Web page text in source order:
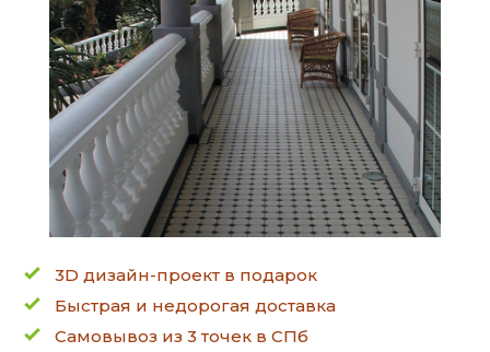
3D дизайн-проект в подарок
Быстрая и недорогая доставка
Самовывоз из 3 точек в СПб